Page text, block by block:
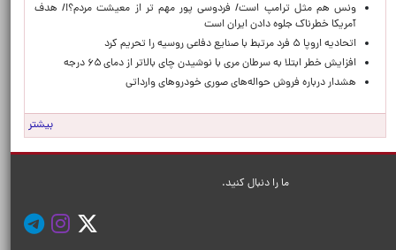
ونس هم مثل ترامپ است/ فردوسی پور مهم تر از معیشت مردم؟!/ هدف
آمریکا خطرناک جلوه دادن ایران است
اتحادیه اروپا ۵ فرد مرتبط با صنایع دفاعی روسیه را تحریم کرد
افزایش خطر ابتلا به سرطان مری با نوشیدن چای بالاتر از دمای ۶۵ درجه
هشدار درباره فروش حواله‌های صوری خودروهای وارداتی
بیشتر
ما را دنبال کنید.